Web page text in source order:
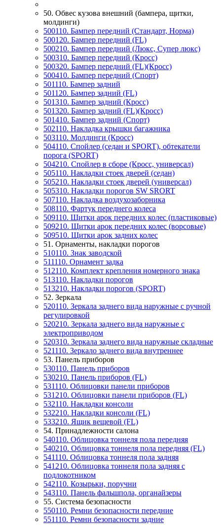
50. Обвес кузова внешний (бампера, щитки,
молдинги)
500110. Бампер передний (Стандарт, Норма)
500120. Бампер передний (FL)
500210. Бампер передний (Люкс, Супер люкс)
500310. Бампер передний (Кросс)
500320. Бампер передний (FL)(Кросс)
500410. Бампер передний (Спорт)
501110. Бампер задний
501120. Бампер задний (FL)
501310. Бампер задний (Кросс)
501320. Бампер задний (FL)(Кросс)
501410. Бампер задний (Спорт)
502110. Накладка крышки багажника
503110. Молдинги (Кросс)
504110. Спойлер (седан и SPORT), обтекатели
порога (SPORT)
504210. Спойлер в сборе (Кросс, универсал)
505110. Накладки стоек дверей (седан)
505210. Накладки стоек дверей (универсал)
505310. Накладки порогов SW SRORT
507110. Накладка воздухозаборника
508110. Фартук переднего колеса
509110. Щитки арок передних колес (пластиковые)
509210. Щитки арок передних колес (ворсовые)
509510. Щитки арок задних колес
51. Орнаменты, накладки порогов
510110. Знак заводской
511110. Орнамент задка
512110. Комплект крепления номерного знака
513110. Накладки порогов
513210. Накладки порогов (SPORT)
52. Зеркала
520110. Зеркала заднего вида наружные с ручной
регулировкой
520210. Зеркала заднего вида наружные с
электроприводом
520310. Зеркала заднего вида наружные складные
521110. Зеркало заднего вида внутреннее
53. Панель приборов
530110. Панель приборов
530210. Панель приборов (FL)
531110. Облицовки панели приборов
531210. Облицовки панели приборов (FL)
532110. Накладки консоли
532210. Накладки консоли (FL)
533210. Ящик вещевой (FL)
54. Принадлежности салона
540110. Облицовка тоннеля пола передняя
540210. Облицовка тоннеля пола передняя (FL)
541110. Облицовка тоннеля пола задняя
541210. Облицовка тоннеля пола задняя с
подлокотником
542110. Козырьки, поручни
543110. Панель фальшпола, органайзеры
55. Система безопасности
550110. Ремни безопасности передние
551110. Ремни безопасности задние